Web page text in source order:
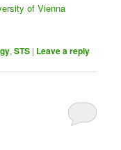
of Vienna
,STS | Leave a reply